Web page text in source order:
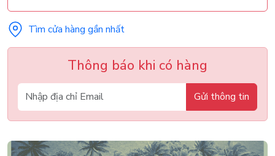
Tìm cửa hàng gần nhất
Thông báo khi có hàng
Gửi thông tin